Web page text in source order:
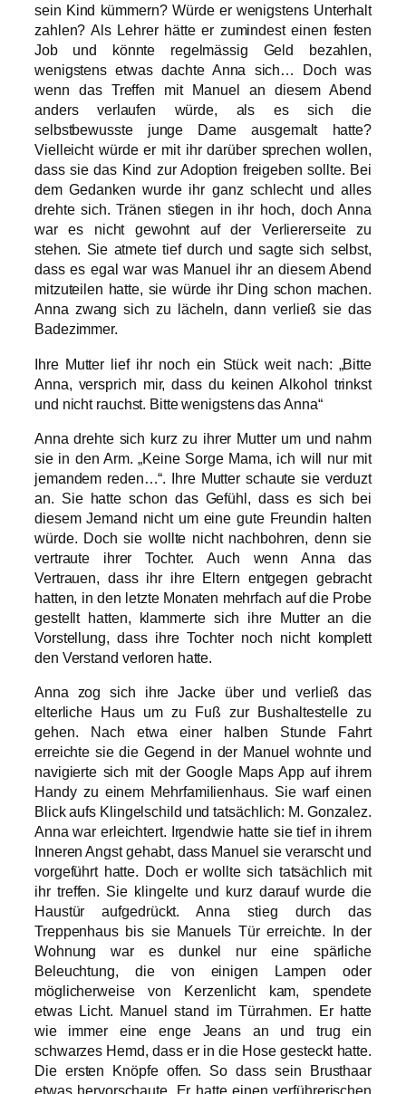
sein Kind kümmern? Würde er wenigstens Unterhalt
zahlen? Als Lehrer hätte er zumindest einen festen
Job und könnte regelmässig Geld bezahlen,
wenigstens etwas dachte Anna sich… Doch was
wenn das Treffen mit Manuel an diesem Abend
anders verlaufen würde, als es sich die
selbstbewusste junge Dame ausgemalt hatte?
Vielleicht würde er mit ihr darüber sprechen wollen,
dass sie das Kind zur Adoption freigeben sollte. Bei
dem Gedanken wurde ihr ganz schlecht und alles
drehte sich. Tränen stiegen in ihr hoch, doch Anna
war es nicht gewohnt auf der Verliererseite zu
stehen. Sie atmete tief durch und sagte sich selbst,
dass es egal war was Manuel ihr an diesem Abend
mitzuteilen hatte, sie würde ihr Ding schon machen.
Anna zwang sich zu lächeln, dann verließ sie das
Badezimmer.
Ihre Mutter lief ihr noch ein Stück weit nach: „Bitte
Anna, versprich mir, dass du keinen Alkohol trinkst
und nicht rauchst. Bitte wenigstens das Anna“
Anna drehte sich kurz zu ihrer Mutter um und nahm
sie in den Arm. „Keine Sorge Mama, ich will nur mit
jemandem reden…“. Ihre Mutter schaute sie verduzt
an. Sie hatte schon das Gefühl, dass es sich bei
diesem Jemand nicht um eine gute Freundin halten
würde. Doch sie wollte nicht nachbohren, denn sie
vertraute ihrer Tochter. Auch wenn Anna das
Vertrauen, dass ihr ihre Eltern entgegen gebracht
hatten, in den letzte Monaten mehrfach auf die Probe
gestellt hatten, klammerte sich ihre Mutter an die
Vorstellung, dass ihre Tochter noch nicht komplett
den Verstand verloren hatte.
Anna zog sich ihre Jacke über und verließ das
elterliche Haus um zu Fuß zur Bushaltestelle zu
gehen. Nach etwa einer halben Stunde Fahrt
erreichte sie die Gegend in der Manuel wohnte und
navigierte sich mit der Google Maps App auf ihrem
Handy zu einem Mehrfamilienhaus. Sie warf einen
Blick aufs Klingelschild und tatsächlich: M. Gonzalez.
Anna war erleichtert. Irgendwie hatte sie tief in ihrem
Inneren Angst gehabt, dass Manuel sie verarscht und
vorgeführt hatte. Doch er wollte sich tatsächlich mit
ihr treffen. Sie klingelte und kurz darauf wurde die
Haustür aufgedrückt. Anna stieg durch das
Treppenhaus bis sie Manuels Tür erreichte. In der
Wohnung war es dunkel nur eine spärliche
Beleuchtung, die von einigen Lampen oder
möglicherweise von Kerzenlicht kam, spendete
etwas Licht. Manuel stand im Türrahmen. Er hatte
wie immer eine enge Jeans an und trug ein
schwarzes Hemd, dass er in die Hose gesteckt hatte.
Die ersten Knöpfe offen. So dass sein Brusthaar
etwas hervorschaute. Er hatte einen verführerischen